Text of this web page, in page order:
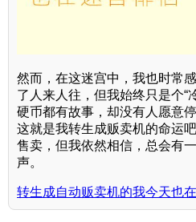
然而，在这迷宫中，我也时常
了人来人往，但我始终只是个“
硬币都有故事，却没有人愿意
这就是我转生成贩卖机的命运
售卖，但我依然相信，总会有
声。
转生成自动贩卖机的我今天也